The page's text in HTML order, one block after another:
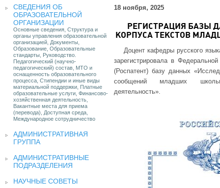
СВЕДЕНИЯ ОБ
ОБРАЗОВАТЕЛЬНОЙ
ОРГАНИЗАЦИИ
Основные сведения, Структура и
органы управления образовательной
организацией, Документы,
Образование, Образовательные
стандарты, Руководство.
Педагогический (научно-
педагогический) состав, МТО и
оснащенность образовательного
процесса, Стипендии и иные виды
материальной поддержки, Платные
образовательные услуги, Финансово-
хозяйственная деятельность,
Вакантные места для приема
(перевода), Доступная среда,
Международное сотрудничество
АДМИНИСТРАТИВНАЯ
ГРУППА
АДМИНИСТРАТИВНЫЕ
ПОДРАЗДЕЛЕНИЯ
НАУЧНЫЕ СОВЕТЫ
18 ноября, 2025
РЕГИСТРАЦИЯ БАЗЫ
КОРПУСА ТЕКСТОВ
Доцент кафедры русского
зарегистрировала в
(Роспатент) базу данных
сообщений младших
деятельность».